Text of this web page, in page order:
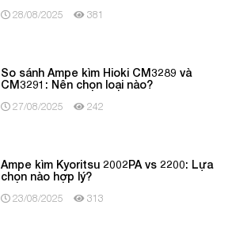
28/08/2025 381
So sánh Ampe kìm Hioki CM3289 và
CM3291: Nên chọn loại nào?
27/08/2025 242
Ampe kìm Kyoritsu 2002PA vs 2200: Lựa
chọn nào hợp lý?
23/08/2025 313